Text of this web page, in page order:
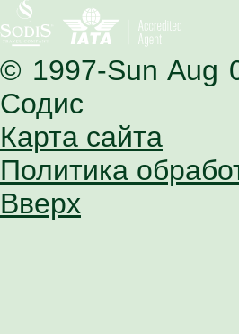
© 1997-Sun Aug
Содис
Карта сайта
Политика
Вверх